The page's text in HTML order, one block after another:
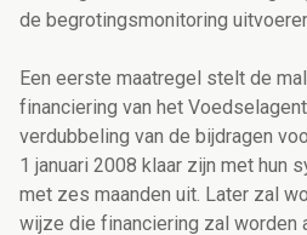
de begrotingsmonitoring
Een eerste maatregel stelt de
financiering van het
verdubbeling van de bijdragen
1 januari 2008 klaar zijn met hun
met zes maanden uit. Later zal
wijze die financiering zal worden